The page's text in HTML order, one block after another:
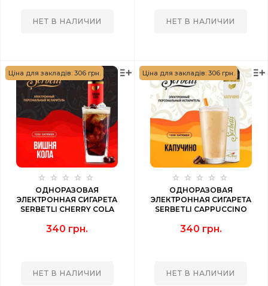
НЕТ В НАЛИЧИИ НЕТ В НАЛИЧИИ
Ціна для закладів: 306 грн.
ОДНОРАЗОВАЯ
ЭЛЕКТРОННАЯ СИГАРЕТА
SERBETLI CHERRY COLA
340 грн.
НЕТ В НАЛИЧИИ
Ціна для закладів: 306 грн.
ОДНОРАЗОВАЯ
ЭЛЕКТРОННАЯ СИГАРЕТА
SERBETLI CAPPUCCINO
340 грн.
НЕТ В НАЛИЧИИ